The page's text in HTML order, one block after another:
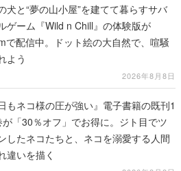
犬と“夢の山小屋”を建てて暮らすサバ
ゲーム『Wild n Chill』の体験版が
で配信中。ドット絵の大自然で、喧騒
よう
2026年8月8日
もネコ様の圧が強い』電子書籍の既刊1
が「30％オフ」でお得に。ジト目でツ
したネコたちと、ネコを溺愛する人間
違いを描く